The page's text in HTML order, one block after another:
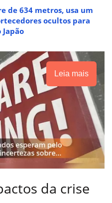
de 634 metros, usa um
ocultos para
Leia mais
da crise